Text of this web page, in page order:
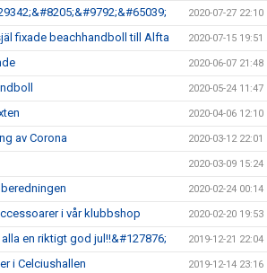
2020-07-27 22:10
fixade beachhandboll till Alfta 2020-07-15 19:51
2020-06-07 21:48
2020-05-24 11:47
2020-04-06 12:10
av Corona 2020-03-12 22:01
2020-03-09 15:24
2020-02-24 00:14
i vår klubbshop 2020-02-20 19:53
en riktigt god jul!!&#127876; 2019-12-21 22:04
i Celciushallen 2019-12-14 23:16